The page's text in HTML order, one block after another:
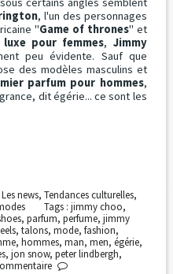
, l'un des personnages
"Game of thrones" et
luxe pour femmes, Jimmy
peu évidente. Sauf que
des modèles masculins et
parfum pour hommes,
dit égérie... ce sont les
Les news, Tendances culturelles,
Tags :jimmy choo,
, parfum, perfume, jimmy
, talons, mode, fashion,
, hommes, man, men, égérie,
, jon snow, peter lindbergh,